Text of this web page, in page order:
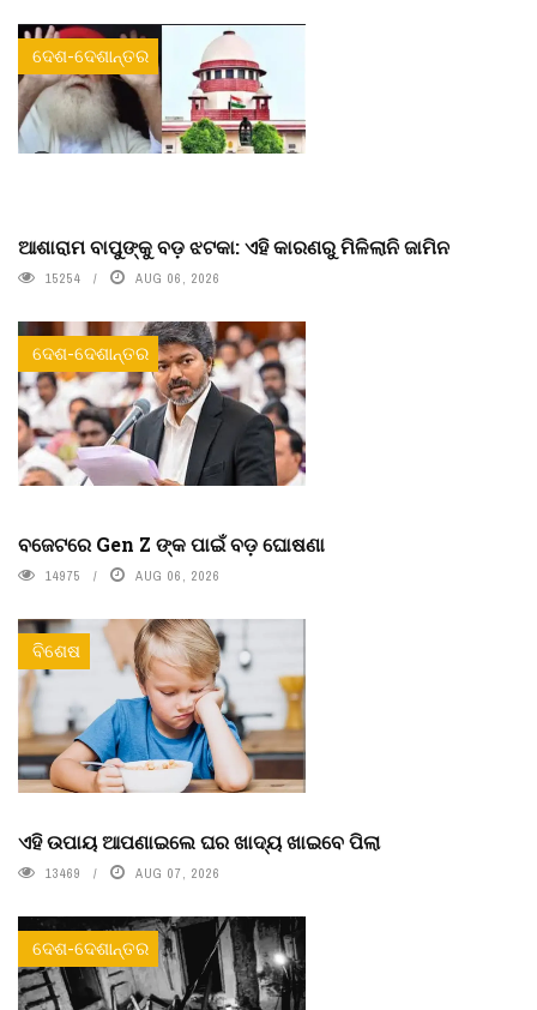
ଦେଶ-ଦେଶାନ୍ତର
ଆଶାରାମ ବାପୁଙ୍କୁ ବଡ଼ ଝଟକା: ଏହି କାରଣରୁ ମିଳିଲାନି ଜାମିନ
15254 AUG 06, 2026
ଦେଶ-ଦେଶାନ୍ତର
ବଜେଟରେ Gen Z ଙ୍କ ପାଇଁ ବଡ଼ ଘୋଷଣା
14975 AUG 06, 2026
ବିଶେଷ
ଏହି ଉପାୟ ଆପଣାଇଲେ ଘର ଖାଦ୍ୟ ଖାଇବେ ପିଲା
13469 AUG 07, 2026
ଦେଶ-ଦେଶାନ୍ତର